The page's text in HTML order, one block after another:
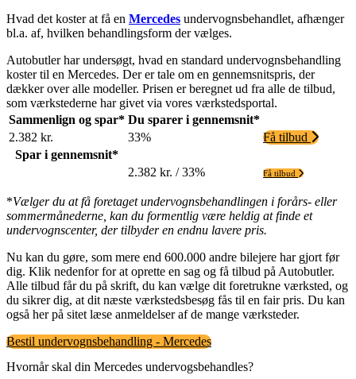
Hvad det koster at få en Mercedes undervognsbehandlet, afhænger
bl.a. af, hvilken behandlingsform der vælges.
Autobutler har undersøgt, hvad en standard undervognsbehandling
koster til en Mercedes. Der er tale om en gennemsnitspris, der
dækker over alle modeller. Prisen er beregnet ud fra alle de tilbud,
som værkstederne har givet via vores værkstedsportal.
Sammenlign og spar* Du sparer i gennemsnit*
2.382 kr.
33%
Få tilbud
Spar i gennemsnit*
2.382 kr. / 33%
Få tilbud
*Vælger du at få foretaget undervognsbehandlingen i forårs- eller
sommermånederne, kan du formentlig være heldig at finde et
undervognscenter, der tilbyder en endnu lavere pris.
Nu kan du gøre, som mere end 600.000 andre bilejere har gjort før
dig. Klik nedenfor for at oprette en sag og få tilbud på Autobutler.
Alle tilbud får du på skrift, du kan vælge dit foretrukne værksted, og
du sikrer dig, at dit næste værkstedsbesøg fås til en fair pris. Du kan
også her på sitet læse anmeldelser af de mange værksteder.
Bestil undervognsbehandling - Mercedes
Hvornår skal din Mercedes undervogsbehandles?